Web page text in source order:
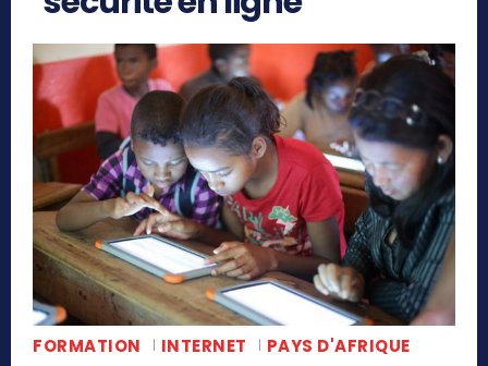
FORMATION INTERNET PAYS D'AFRIQUE